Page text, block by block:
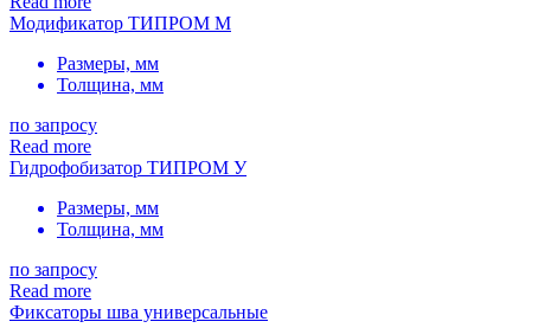
Модификатор ТИПРОМ М
Размеры, мм
Толщина, мм
по запросу
Read more
Гидрофобизатор ТИПРОМ У
Размеры, мм
Толщина, мм
по запросу
Read more
Фиксаторы шва универсальные